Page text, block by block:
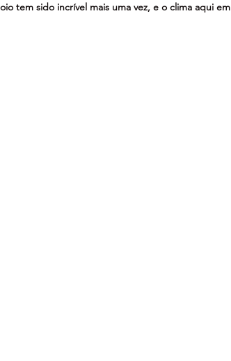
tem sido incrível mais uma vez, e o clima aqui em